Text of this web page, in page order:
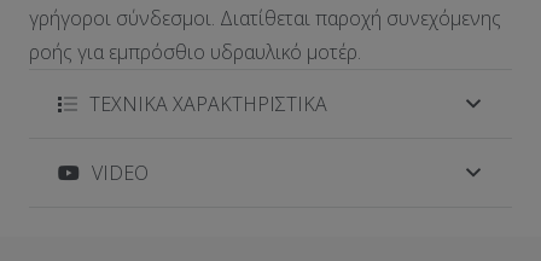
γρήγοροι σύνδεσμοι. Διατίθεται παροχή συνεχόμενης
ροής για εμπρόσθιο υδραυλικό μοτέρ.
ΤΕΧΝΙΚΑ ΧΑΡΑΚΤΗΡΙΣΤΙΚΑ
VIDEO